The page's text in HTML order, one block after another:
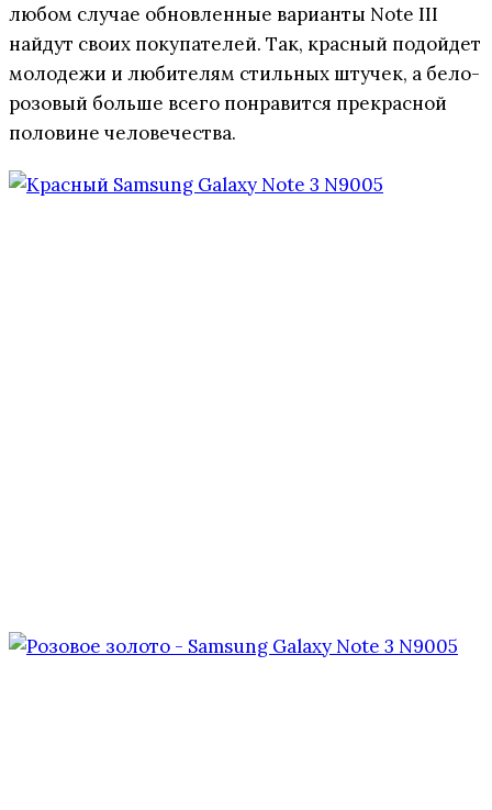
любом случае обновленные варианты Note III
найдут своих покупателей. Так, красный подойдет
молодежи и любителям стильных штучек, а бело-
розовый больше всего понравится прекрасной
половине человечества.